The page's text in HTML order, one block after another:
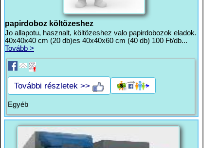
papirdoboz költözeshez
Jo allapotu, hasznalt, költözeshez valo papirdobozok eladok.
40x40x40 cm (20 db)es 40x40x60 cm (40 db) 100 Ft/db...
Tovább >
További részletek >>
Egyéb